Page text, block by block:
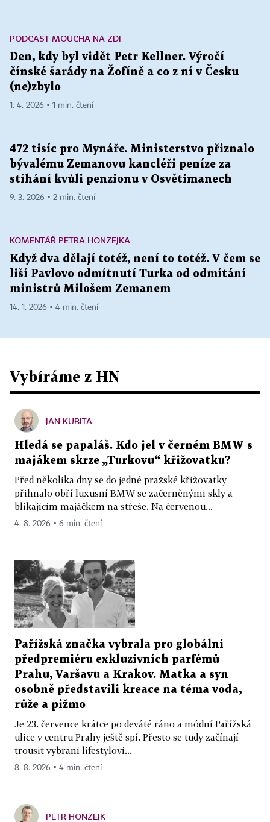
PODCAST MOUCHA NA ZDI
Den, kdy byl vidět Petr Kellner. Výročí
čínské šarády na Žofíně a co z ní v Česku
(ne)zbylo
1. 4. 2026 ▪ 1 min. čtení
472 tisíc pro Mynáře. Ministerstvo přiznalo
bývalému Zemanovu kancléři peníze za
stíhání kvůli penzionu v Osvětimanech
9. 3. 2026 ▪ 2 min. čtení
KOMENTÁŘ PETRA HONZEJKA
Když dva dělají totéž, není to totéž. V čem se
liší Pavlovo odmítnutí Turka od odmítání
ministrů Milošem Zemanem
14. 1. 2026 ▪ 4 min. čtení
Vybíráme z HN
JAN KUBITA
Hledá se papaláš. Kdo jel v černém BMW s
majákem skrze „Turkovu“ křižovatku?
Před několika dny se do jedné pražské křižovatky
přihnalo obří luxusní BMW se začerněnými skly a
blikajícím majáčkem na střeše. Na červenou...
4. 8. 2026 ▪ 6 min. čtení
Pařížská značka vybrala pro globální
předpremiéru exkluzivních parfémů
Prahu, Varšavu a Krakov. Matka a syn
osobně představili kreace na téma voda,
růže a pižmo
Je 23. července krátce po deváté ráno a módní Pařížská
ulice v centru Prahy ještě spí. Přesto se tudy začínají
trousit vybraní lifestyloví...
8. 8. 2026 ▪ 4 min. čtení
PETR HONZEJK